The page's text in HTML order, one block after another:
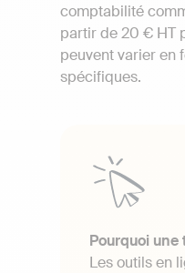
comptabilité
partir de 20 € HT
peuvent varier en
spécifiques.
Pourquoi
Les outils en